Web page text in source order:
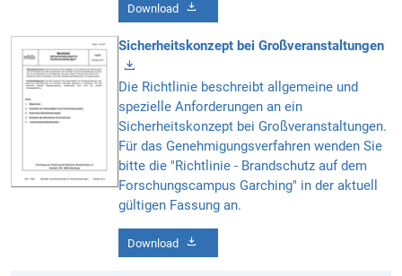
Download
Sicherheitskonzept bei Großveranstaltungen
Die Richtlinie beschreibt allgemeine und
spezielle Anforderungen an ein
Sicherheitskonzept bei Großveranstaltungen.
Für das Genehmigungsverfahren wenden Sie
bitte die "Richtlinie - Brandschutz auf dem
Forschungscampus Garching" in der aktuell
gültigen Fassung an.
Download